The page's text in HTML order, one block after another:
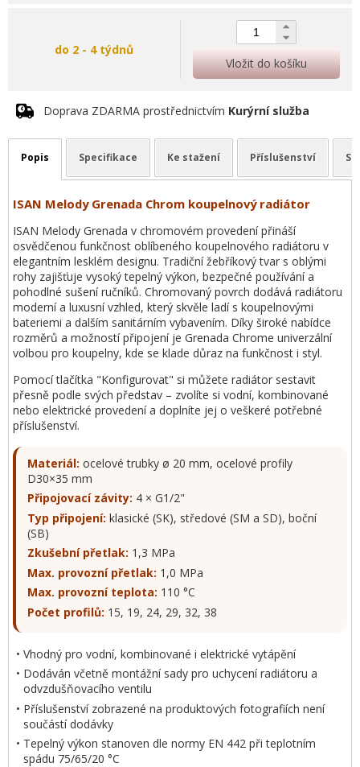
do 2 - 4 týdnů
Vložit do košíku
Doprava ZDARMA prostřednictvím Kurýrní služba
Popis Specifikace Ke stažení Příslušenství
ISAN Melody Grenada Chrom koupelnový radiátor
ISAN Melody Grenada v chromovém provedení přináší
osvědčenou funkčnost oblíbeného koupelnového radiátoru v
elegantním lesklém designu. Tradiční žebříkový tvar s oblými
rohy zajišťuje vysoký tepelný výkon, bezpečné používání a
pohodlné sušení ručníků. Chromovaný povrch dodává radiátoru
moderní a luxusní vzhled, který skvěle ladí s koupelnovými
bateriemi a dalším sanitárním vybavením. Díky široké nabídce
rozměrů a možností připojení je Grenada Chrome univerzální
volbou pro koupelny, kde se klade důraz na funkčnost i styl.
Pomocí tlačítka "Konfigurovat" si můžete radiátor sestavit
přesně podle svých představ – zvolíte si vodní, kombinované
nebo elektrické provedení a doplníte jej o veškeré potřebné
příslušenství.
Materiál: ocelové trubky ø 20 mm, ocelové profily
D30×35 mm
Připojovací závity: 4 × G1/2"
Typ připojení: klasické (SK), středové (SM a SD), boční
(SB)
Zkušební přetlak: 1,3 MPa
Max. provozní přetlak: 1,0 MPa
Max. provozní teplota: 110 °C
Počet profilů: 15, 19, 24, 29, 32, 38
Vhodný pro vodní, kombinované i elektrické vytápění
Dodáván včetně montážní sady pro uchycení radiátoru a
odvzdušňovacího ventilu
Příslušenství zobrazené na produktových fotografiích není
součástí dodávky
Tepelný výkon stanoven dle normy EN 442 při teplotním
spádu 75/65/20 °C